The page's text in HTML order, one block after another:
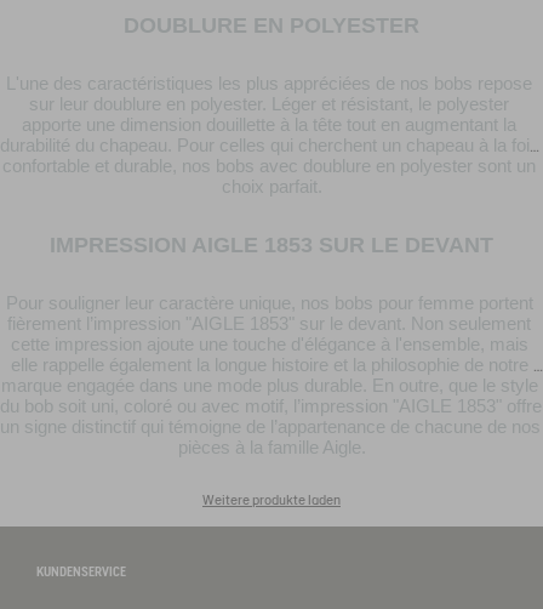
DOUBLURE EN POLYESTER
L'une des caractéristiques les plus appréciées de nos bobs repose
sur leur doublure en polyester. Léger et résistant, le polyester
apporte une dimension douillette à la tête tout en augmentant la
durabilité du chapeau. Pour celles qui cherchent un chapeau à la fois
confortable et durable, nos bobs avec doublure en polyester sont un
choix parfait.
IMPRESSION AIGLE 1853 SUR LE DEVANT
Pour souligner leur caractère unique, nos bobs pour femme portent
fièrement l’impression "AIGLE 1853" sur le devant. Non seulement
cette impression ajoute une touche d'élégance à l'ensemble, mais
elle rappelle également la longue histoire et la philosophie de notre
marque engagée dans une mode plus durable. En outre, que le style
du bob soit uni, coloré ou avec motif, l’impression "AIGLE 1853" offre
un signe distinctif qui témoigne de l’appartenance de chacune de nos
pièces à la famille Aigle.
Weitere produkte laden
KUNDENSERVICE